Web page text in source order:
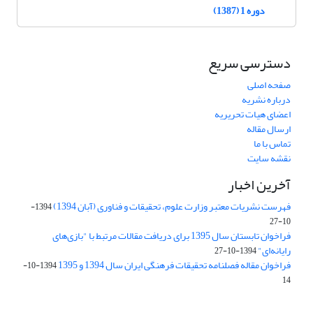
دوره 1 (1387)
دسترسی سریع
صفحه اصلی
درباره نشریه
اعضای هیات تحریریه
ارسال مقاله
تماس با ما
نقشه سایت
آخرین اخبار
فهرست نشریات معتبر وزارت علوم، تحقیقات و فناوری (آبان 1394)
1394-
10-27
فراخوان تابستان سال 1395 برای دریافت مقالات مرتبط با "بازی‌های
رایانه‌ای"1394-10-27
فراخوان مقاله فصلنامه تحقیقات فرهنگی ایران سال 1394 و 1395
1394-10-
14